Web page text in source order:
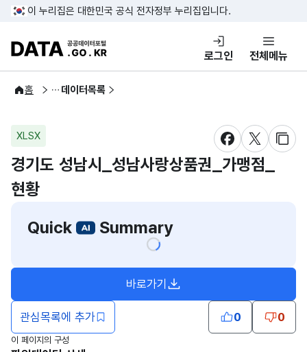
콘텐츠 바로가기
푸터 바로가기
이 누리집은 대한민국 공식 전자정부 누리집입니다.
DATA.GO.KR 공공데이터포털
로그인 전체메뉴
홈
공공데이터 데이터목록
XLSX
새창 열림새창 열림
새창
경기도 성남시_성남사랑상품권_가맹점_
현황
Quick
Summary
관심목록에 추가
새창열림
바로가기
0 0
이 페이지의 구성